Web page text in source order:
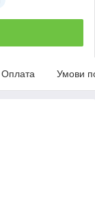
Оплата Умови